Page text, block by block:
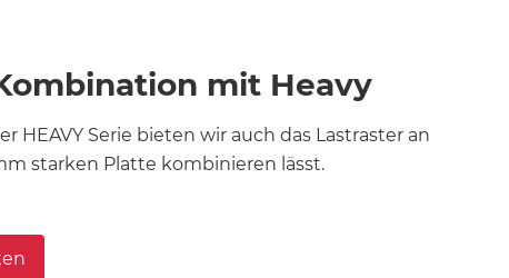
mit Heavy
HEAVY Serie bieten wir auch das Lastraster an
starken Platte kombinieren lässt.